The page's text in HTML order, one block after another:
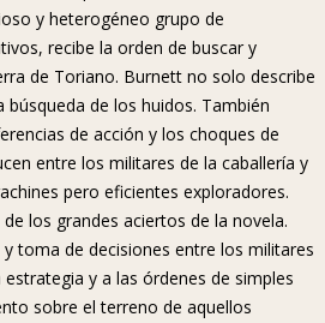
y heterogéneo grupo de
recibe la orden de buscar y
de Toriano. Burnett no solo describe
búsqueda de los huidos. También
de acción y los choques de
entre los militares de la caballería y
pero eficientes exploradores.
los grandes aciertos de la novela.
toma de decisiones entre los militares
y a las órdenes de simples
sobre el terreno de aquellos